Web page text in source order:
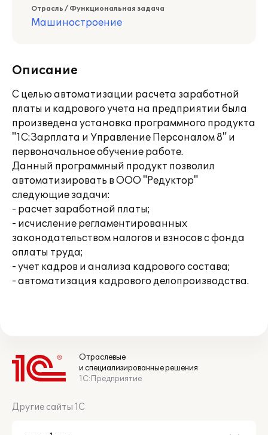
Отрасль / Функциональная задача
Машиностроение
Описание
С целью автоматизации расчета заработной
платы и кадрового учета на предприятии была
произведена установка программного продукта
"1С:Зарплата и Управление Персоналом 8" и
первоначальное обучение работе.
Данный программный продукт позволил
автоматизировать в ООО "Редуктор"
следующие задачи:
- расчет заработной платы;
- исчисление регламентированных
законодательством налогов и взносов с фонда
оплаты труда;
- учет кадров и анализа кадрового состава;
- автоматизация кадрового делопроизводства.
Отраслевые
и специализированные решения
1С:Предприятие
Другие сайты 1С